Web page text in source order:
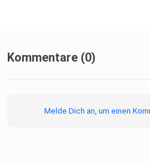
Kommentare (0)
Melde Dich an, um einen